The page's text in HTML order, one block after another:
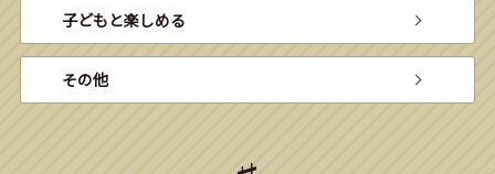
子どもと楽しめる
その他